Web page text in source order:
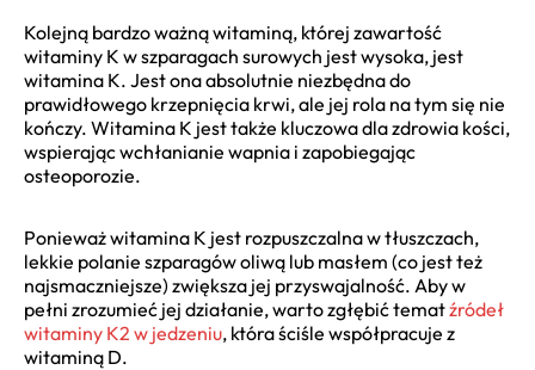
Kolejną bardzo ważną witaminą, której zawartość
witaminy K w szparagach surowych jest wysoka, jest
witamina K. Jest ona absolutnie niezbędna do
prawidłowego krzepnięcia krwi, ale jej rola na tym się nie
kończy. Witamina K jest także kluczowa dla zdrowia kości,
wspierając wchłanianie wapnia i zapobiegając
osteoporozie.
Ponieważ witamina K jest rozpuszczalna w tłuszczach,
lekkie polanie szparagów oliwą lub masłem (co jest też
najsmaczniejsze) zwiększa jej przyswajalność. Aby w
pełni zrozumieć jej działanie, warto zgłębić tematźródeł
witaminy K2 w jedzeniu, która ściśle współpracuje z
witaminą D.